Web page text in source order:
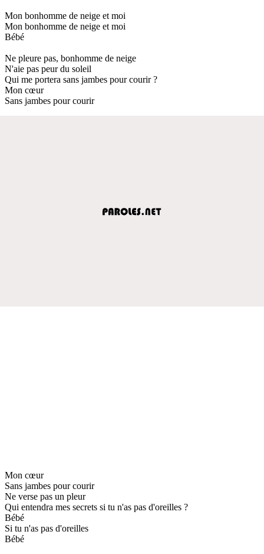
Mon bonhomme de neige et moi
Mon bonhomme de neige et moi
Bébé
Ne pleure pas, bonhomme de neige
N'aie pas peur du soleil
Qui me portera sans jambes pour courir ?
Mon cœur
Sans jambes pour courir
Mon cœur
Sans jambes pour courir
Ne verse pas un pleur
Qui entendra mes secrets si tu n'as pas d'oreilles ?
Bébé
Si tu n'as pas d'oreilles
Bébé